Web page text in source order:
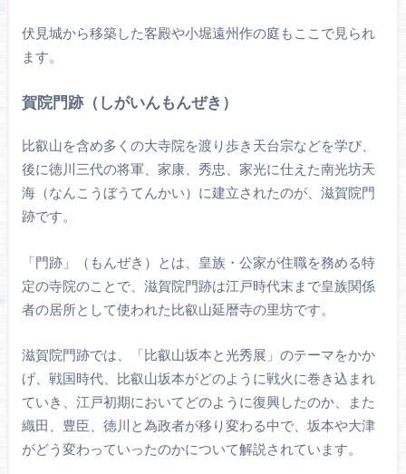
伏見城から移築した客殿や小堀遠州作の庭もここで見られ
ます。
賀院門跡（しがいんもんぜき）
比叡山を含め多くの大寺院を渡り歩き天台宗などを学び、
後に徳川三代の将軍、家康、秀忠、家光に仕えた南光坊天
海（なんこうぼうてんかい）に建立されたのが、滋賀院門
跡です。
「門跡」（もんぜき）とは、皇族・公家が住職を務める特
定の寺院のことで、滋賀院門跡は江戸時代末まで皇族関係
者の居所として使われた比叡山延暦寺の里坊です。
滋賀院門跡では、「比叡山坂本と光秀展」のテーマをかか
げ、戦国時代、比叡山坂本がどのように戦火に巻き込まれ
ていき、江戸初期においてどのように復興したのか、また
織田、豊臣、徳川と為政者が移り変わる中で、坂本や大津
がどう変わっていったのかについて解説されています。